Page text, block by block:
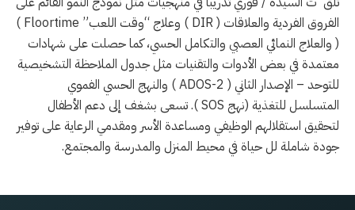
الفروق الفردية والعلاقات ( DIR ) وعلاج “وقت اللعب” ( Floortime
) والعلاج النمائي العصبي والتكامل الحسي، كما حصلت على شهادات
معتمدة في بعض الأدوات والتقنيات مثل جدول الملاحظة التشخيصية
للتوحد – الإصدار الثاني ( ADOS-2 ) والنهج الحسي الفموي
المتسلسل للتغذية (نهج SOS). تسعى بشغف إلى دعم الأطفال
لتحقيق استقلالهم الوظيفي ومساعدة الأسر ومقدمي الرعاية على توفير
جودة شاملة لل حياة في محيط المنزل والمدرسة والمجتمع.